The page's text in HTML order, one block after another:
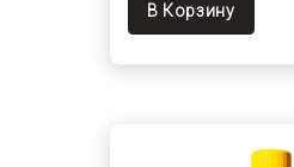
В Корзину